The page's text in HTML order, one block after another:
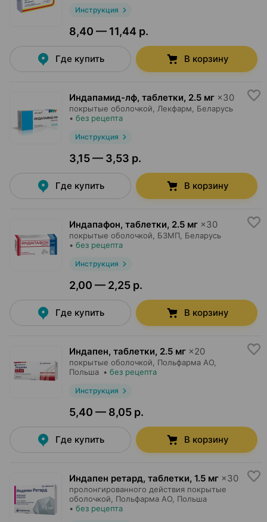
Инструкция
8,40 — 11,44 р.
Где купить В корзину
Индапамид-лф, таблетки, 2.5 мг ×30
покрытые оболочкой, Лекфарм , Беларусь
• без рецепта
Инструкция
3,15 — 3,53 р.
Где купить В корзину
Индапафон, таблетки, 2.5 мг ×30
покрытые оболочкой, БЗМП , Беларусь
• без рецепта
Инструкция
2,00 — 2,25 р.
Где купить В корзину
Индапен, таблетки, 2.5 мг ×20
покрытые оболочкой, Польфарма AO
Польша • без рецепта
Инструкция
5,40 — 8,05 р.
Где купить В корзину
Индапен ретард, таблетки, 1.5 мг ×30
пролонгированного действия покрытые
оболочкой,
Польфарма AO , Польша
• без рецепта